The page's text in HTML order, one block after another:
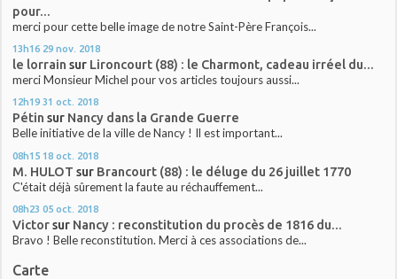
pour...
merci pour cette belle image de notre Saint-Père François...
13h16 29 nov. 2018
le lorrain sur Lironcourt (88) : le Charmont, cadeau irréel du...
merci Monsieur Michel pour vos articles toujours aussi...
12h19 31 oct. 2018
Pétin sur Nancy dans la Grande Guerre
Belle initiative de la ville de Nancy ! Il est important...
08h15 18 oct. 2018
M. HULOT sur Brancourt (88) : le déluge du 26 juillet 1770
C'était déjà sûrement la faute au réchauffement...
08h23 05 oct. 2018
Victorsur Nancy : reconstitution du procès de 1816 du...
Bravo ! Belle reconstitution. Merci à ces associations de...
Carte